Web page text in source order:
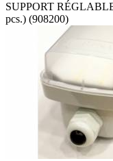
SUPPORT
pcs.) (908200)